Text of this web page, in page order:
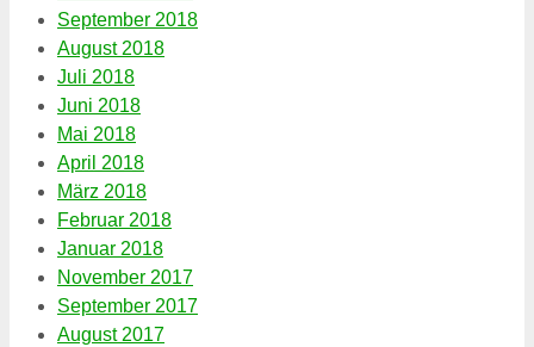
September 2018
August 2018
Juli 2018
Juni 2018
Mai 2018
April 2018
März 2018
Februar 2018
Januar 2018
November 2017
September 2017
August 2017